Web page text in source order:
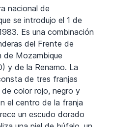
nacional de
se introdujo el 1 de
Es una combinación
del Frente de
de Mozambique
y de la Renamo. La
de tres franjas
de color rojo, negro y
el centro de la franja
un escudo dorado